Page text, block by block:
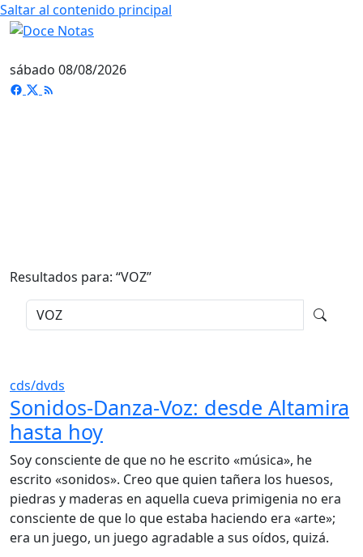
Saltar al contenido principal
sábado 08/08/2026
Resultados para: “VOZ”
cds/dvds
Sonidos-Danza-Voz: desde Altamira
hasta hoy
Soy consciente de que no he escrito «música», he
escrito «sonidos». Creo que quien tañera los huesos,
piedras y maderas en aquella cueva primigenia no era
consciente de que lo que estaba haciendo era «arte»;
era un juego, un juego agradable a sus oídos, quizá.